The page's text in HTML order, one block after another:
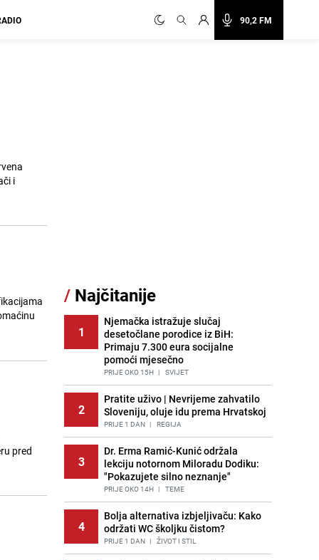
90,2 FM
i
pred
/ Najčitanije
1
Njemačka istražuje slučaj
desetočlane porodice iz BiH:
Primaju 7.300 eura socijalne
pomoći mjesečno
PRIJE OKO 15H | SVIJET
2
Pratite uživo | Nevrijeme zahvatilo
Sloveniju, oluje idu prema Hrvatskoj
PRIJE 1 DAN | REGIJA
3
Dr. Erma Ramić-Kunić održala
lekciju notornom Miloradu Dodiku:
"Pokazujete silno neznanje"
PRIJE OKO 14H | TEME
4
Bolja alternativa izbjeljivaču: Kako
održati WC školjku čistom?
PRIJE 1 DAN | ŽIVOT I STIL